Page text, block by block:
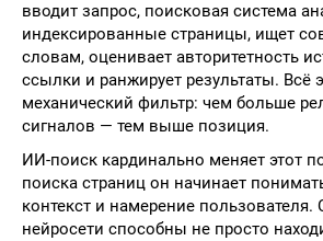
вводит запрос, поисковая система
индексированные страницы, ищет
словам, оценивает авторитетность
ссылки и ранжирует результаты. Всё
механический фильтр: чем больше
сигналов — тем выше позиция.
ИИ-поиск кардинально меняет этот
поиска страниц он начинает
контекст и намерение
нейросети способны не просто